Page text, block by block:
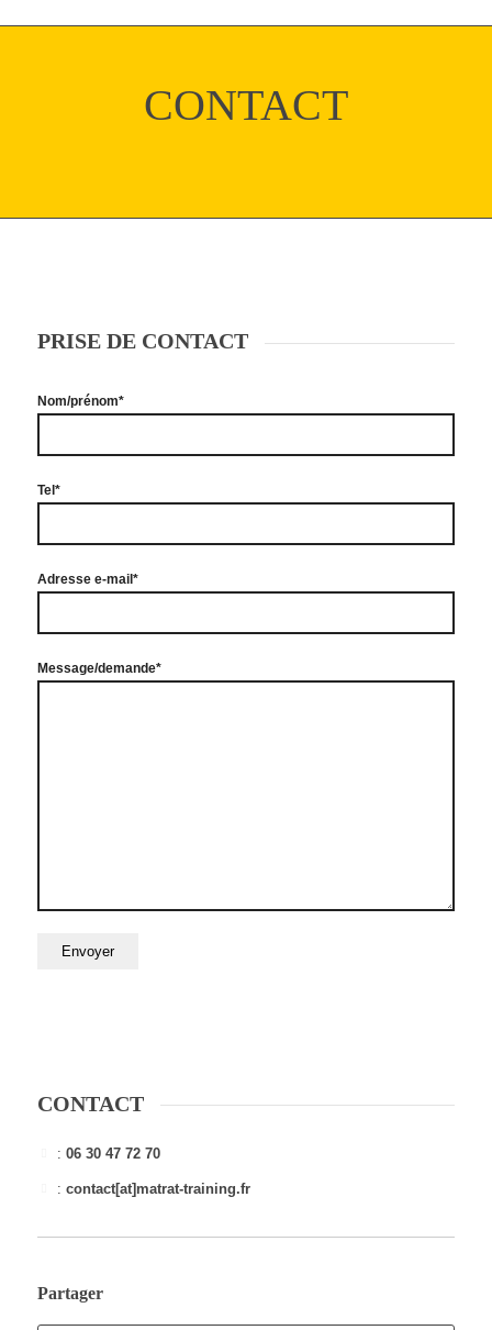
CONTACT
PRISE DE CONTACT
Nom/prénom*
Tel*
Adresse e-mail*
Message/demande*
CONTACT
:06 30 47 72 70
:contact[at]matrat-training.fr
Partager